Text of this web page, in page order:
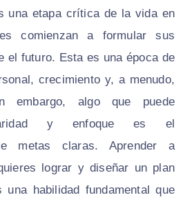
una etapa crítica de la vida en
comienzan a formular sus
el futuro. Esta es una época de
crecimiento y, a menudo,
embargo, algo que puede
y enfoque es el
metas claras. Aprender a
lograr y diseñar un plan
una habilidad fundamental que